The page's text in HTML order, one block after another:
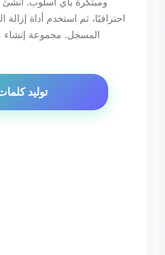
احترافيًا، ثم استخدم أداة
المسجل. مجموعة
توليد